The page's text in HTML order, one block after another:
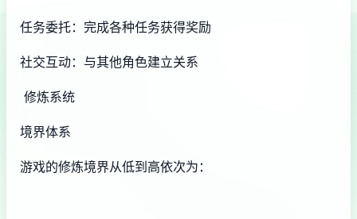
任务委托：完成各种任务获得奖励
社交互动：与其他角色建立关系
修炼系统
境界体系
游戏的修炼境界从低到高依次为：